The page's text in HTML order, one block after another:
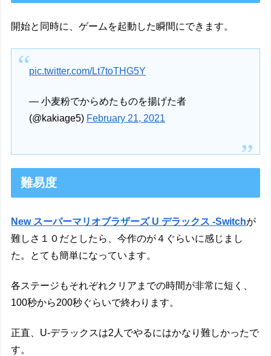
開始と同時に、ゲームを起動した瞬間にできます。
pic.twitter.com/Lt7toTHG5Y
— 小麦粉でからめたものを揚げた者
(@kakiage5) February 21, 2021
難易度
New スーパーマリオブラザーズ U デラックス -Switchが
難しさ１０だとしたら、今作のが４ぐらいに感じまし
た。とても簡単になっています。
各ステージもそれぞれクリアまでの時間が非常に短く、
100秒から200秒ぐらいで終わります。
正直、U-デラックスは2人でやるにはかなり難しかったで
す。